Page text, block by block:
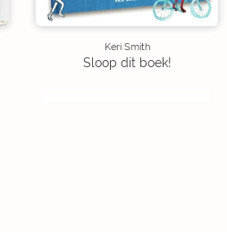
Keri Smith
Sloop dit boek!